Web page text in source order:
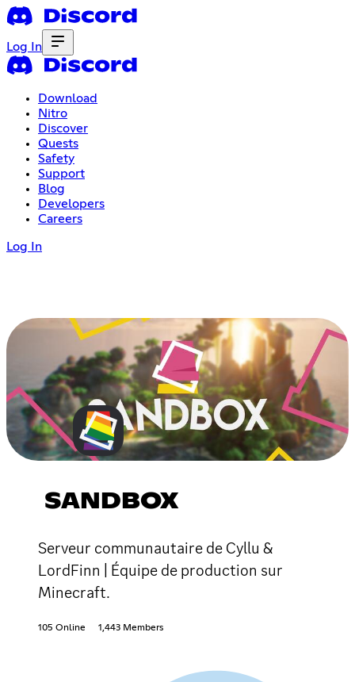
Log In
Download
Nitro
Discover
Quests
Safety
Support
Blog
Developers
Careers
Log In
SANDBOX
Serveur communautaire de Cyllu &
LordFinn | Équipe de production sur
Minecraft.
105 Online 1,443 Members